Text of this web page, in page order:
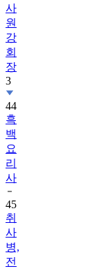
사
원
강
회
장
3
44
흑
백
요
리
사
45
취
사
병,
전